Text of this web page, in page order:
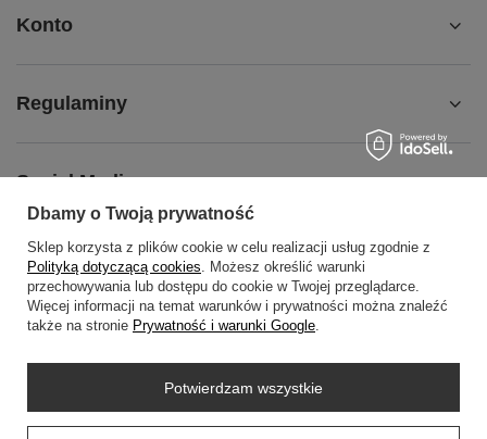
Konto
Regulaminy
Social Media
O NAS
wowbag2024@gmail.com
Dbamy o Twoją prywatność
Sklep korzysta z plików cookie w celu realizacji usług zgodnie z
Polityką dotyczącą cookies. Możesz określić warunki
przechowywania lub dostępu do cookie w Twojej przeglądarce.
Więcej informacji na temat warunków i prywatności można znaleźć
także na stronie Prywatność i warunki Google.
Potwierdzam wszystkie